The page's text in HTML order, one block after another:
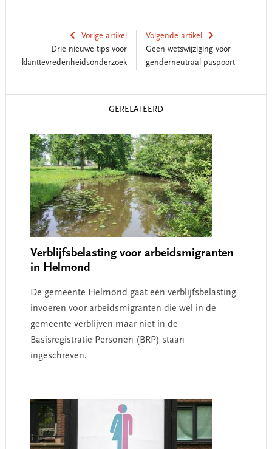
Vorige artikel
Drie nieuwe tips voor
klanttevredenheidsonderzoek
Volgende artikel
Geen wetswijziging voor
genderneutraal paspoort
GERELATEERD
Verblijfsbelasting voor arbeidsmigranten
in Helmond
De gemeente Helmond gaat een verblijfsbelasting
invoeren voor arbeidsmigranten die wel in de
gemeente verblijven maar niet in de
Basisregistratie Personen (BRP) staan
ingeschreven.